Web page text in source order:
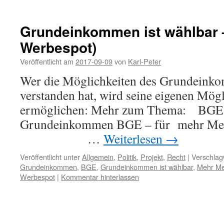
Grundeinkommen ist wählbar
Werbespot)
Veröffentlicht am 2017-09-09von Karl-Peter
Wer die Möglichkeiten des
verstanden hat, wird seine eigenen
ermöglichen: Mehr zum Thema: BGE
Grundeinkommen BGE – für
… Weiterlesen →
Veröffentlicht unterAllgemein, Politik, Projekt, Recht |
Grundeinkommen, BGE, Grundeinkommen ist wählbar, Mehr
Werbespot | Kommentar hinterlassen